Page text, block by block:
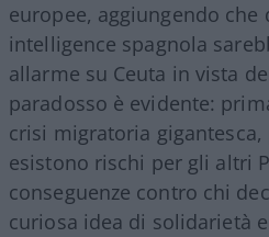
europee, aggiungendo che
intelligence spagnola
allarme su Ceuta in vista
paradosso è evidente:
crisi migratoria
esistono rischi per gli altri
conseguenze contro chi
curiosa idea di solidarietà